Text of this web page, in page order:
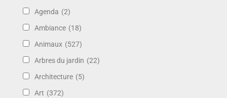
Agenda (2)
Ambiance (18)
Animaux (527)
Arbres du jardin (22)
Architecture (5)
Art (372)